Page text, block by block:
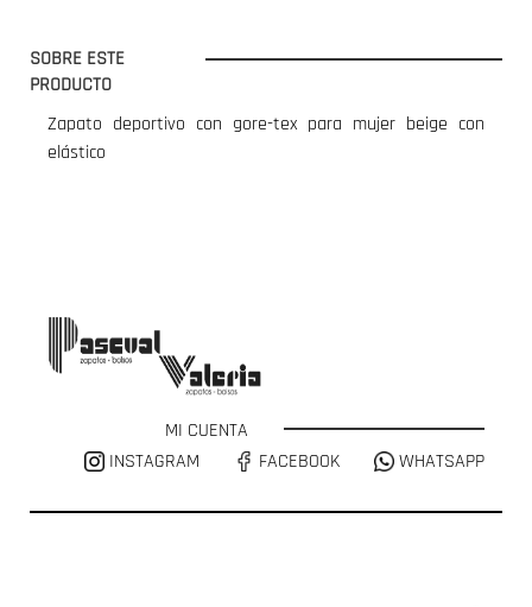
SOBRE ESTE
PRODUCTO
Zapato deportivo con gore-tex para mujer beige con
elástico
MI CUENTA
INSTAGRAM
FACEBOOK WHATSAPP